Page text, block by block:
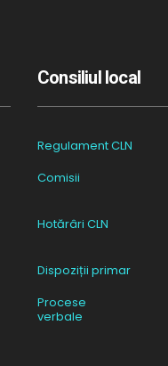
Consiliul local
Regulament CLN
Comisii
Hotărâri CLN
Dispoziții primar
Procese
verbale